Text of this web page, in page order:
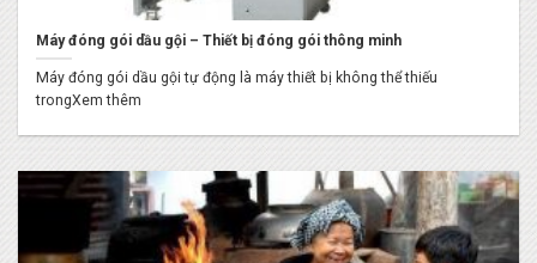
Máy đóng gói dầu gội – Thiết bị đóng gói thông minh
Máy đóng gói dầu gội tự động là máy thiết bị không thể thiếu
trongXem thêm